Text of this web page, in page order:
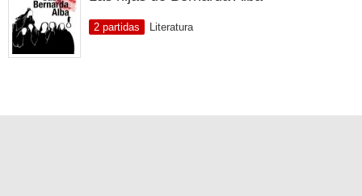
2 partidas Literatura